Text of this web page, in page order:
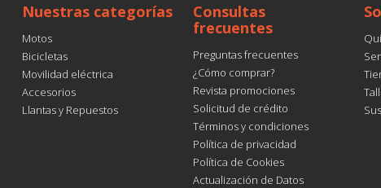
Nuestras categorías
Motos
Bicicletas
Movilidad eléctrica
Accesorios
Llantas y Repuestos
Consultas
frecuentes
Preguntas frecuentes
¿Cómo comprar?
Revista promociones
Solicitud de crédito
Términos y condiciones
Política de privacidad
Política de Cookies
Actualización de Datos